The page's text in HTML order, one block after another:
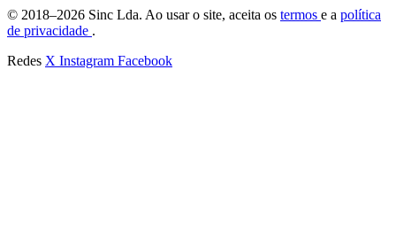
© 2018–2026 Sinc Lda. Ao usar o site, aceita os termos e a política
de privacidade .
Redes X Instagram Facebook